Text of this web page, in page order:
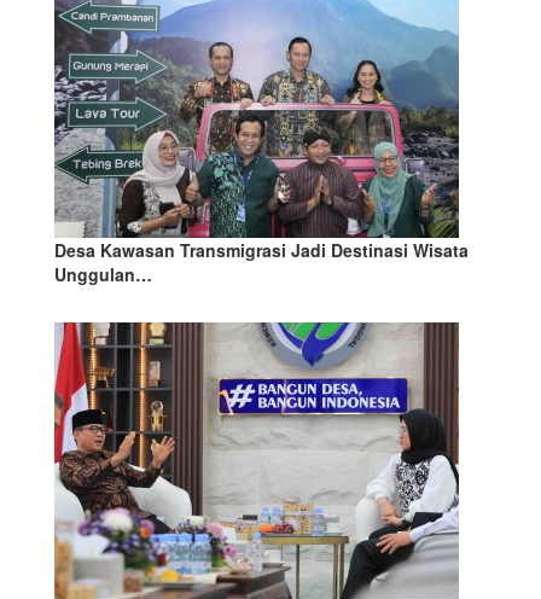
Desa Kawasan Transmigrasi Jadi Destinasi Wisata
Unggulan…